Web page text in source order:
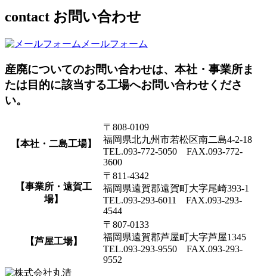
contact お問い合わせ
メールフォーム
産廃についてのお問い合わせは、本社・事業所ま
たは目的に該当する工場へお問い合わせくださ
い。
【本社・二島工場】
〒808-0109
福岡県北九州市若松区南二島4-2-18
TEL.093-772-5050 FAX.093-772-
3600
【事業所・遠賀工
場】
〒811-4342
福岡県遠賀郡遠賀町大字尾崎393-1
TEL.093-293-6011 FAX.093-293-
4544
【芦屋工場】
〒807-0133
福岡県遠賀郡芦屋町大字芦屋1345
TEL.093-293-9550 FAX.093-293-
9552